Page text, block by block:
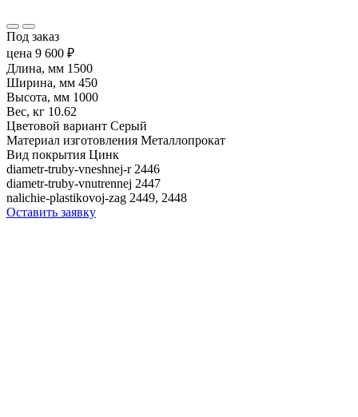
Под заказ
цена 9 600 ₽
Длина, мм 1500
Ширина, мм 450
Высота, мм 1000
Вес, кг 10.62
Цветовой вариант Серый
Материал изготовления Металлопрокат
Вид покрытия Цинк
diametr-truby-vneshnej-r 2446
diametr-truby-vnutrennej 2447
nalichie-plastikovoj-zag 2449, 2448
Оставить заявку